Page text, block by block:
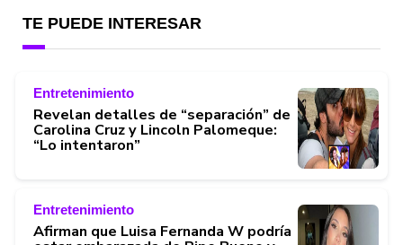
TE PUEDE INTERESAR
Entretenimiento
Revelan detalles de “separación” de
Carolina Cruz y Lincoln Palomeque:
“Lo intentaron”
Entretenimiento
Afirman que Luisa Fernanda W podría